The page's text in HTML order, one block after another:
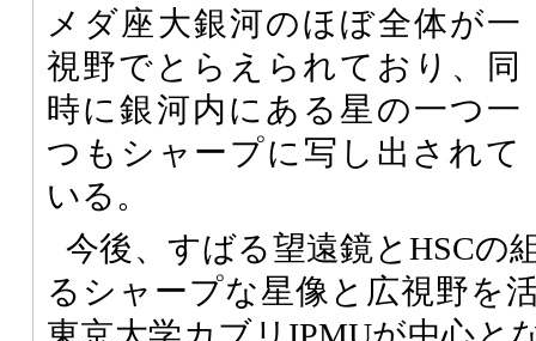
メダ座大銀河のほぼ全体が一
視野でとらえられており、同
時に銀河内にある星の一つ一
つもシャープに写し出されて
いる。
今後、すばる望遠鏡とHSCの
るシャープな星像と広視野を